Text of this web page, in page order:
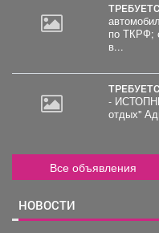
по ТКРФ;
в...
-
отдых"
Все объявления
НОВОСТИ